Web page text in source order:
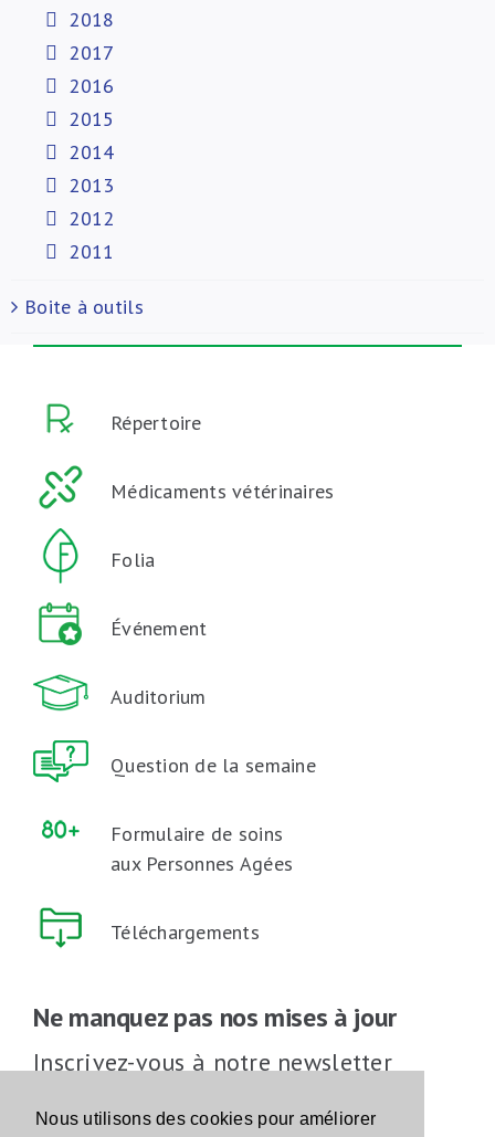
Nous utilisons des cookies pour améliorer
2018
2017
2016
2015
2014
2013
2012
2011
Boite à outils
Répertoire
Médicaments vétérinaires
Folia
Événement
Auditorium
Question de la semaine
Formulaire de soins
aux Personnes Agées
Téléchargements
Ne manquez pas nos mises à jour
Inscrivez-vous à notre newsletter
Inscrivez-vous